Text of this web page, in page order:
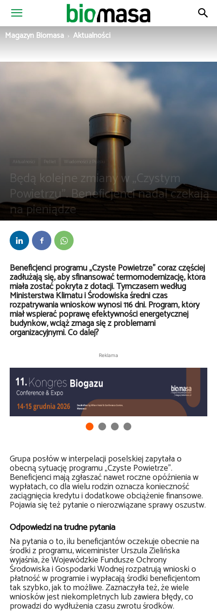
Magazyn
Magazyn Biomasa Aktualności
Aktualności Pellet Wiadomości z Polski
Będą kolejne zmiany w „Czystym
Powietrzu”. Beneficjenci nadal czekają
na pieniądze
Beneficjenci programu „Czyste Powietrze” coraz częściej
zadłużają się, aby sfinansować termomodernizację, która
miała zostać pokryta z dotacji. Tymczasem według
Ministerstwa Klimatu i Środowiska średni czas
rozpatrywania wniosków wynosi 116 dni. Program, który
miał wspierać poprawę efektywności energetycznej
budynków, wciąż zmaga się z problemami
organizacyjnymi. Co dalej?
Reklama
Grupa posłów w interpelacji poselskiej zapytała o
obecną sytuację programu „Czyste Powietrze”.
Beneficjenci mają zgłaszać nawet roczne opóźnienia w
wypłatach, co dla wielu rodzin oznacza konieczność
zaciągnięcia kredytu i dodatkowe obciążenie finansowe.
Pojawia się też pytanie o nierozwiązane sprawy oszustw.
Odpowiedzi na trudne pytania
Na pytania o to, ilu beneficjantów oczekuje obecnie na
środki z programu, wiceminister Urszula Zielińska
wyjaśnia, że Wojewódzkie Fundusze Ochrony
Środowiska i Gospodarki Wodnej rozpatrują wnioski o
płatność w programie i wypłacają środki beneficjentom
tak szybko, jak to możliwe. Zaznaczyła też, że wiele
wniosków jest niekompletnych lub zawiera błędy, co
prowadzi do wydłużenia czasu zwrotu środków.